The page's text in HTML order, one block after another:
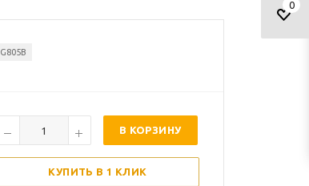
0
G805B
В КОРЗИНУ
КУПИТЬ В 1 КЛИК